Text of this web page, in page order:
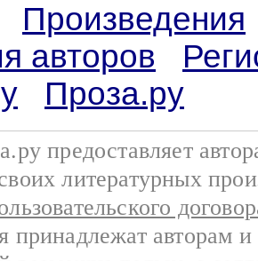
Произведения
авторов
Проза.ру
предоставляет
литературных
принадлежат авторам